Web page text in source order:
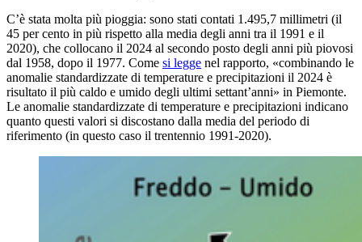
C’è stata molta più pioggia: sono stati contati 1.495,7 millimetri (il
45 per cento in più rispetto alla media degli anni tra il 1991 e il
2020), che collocano il 2024 al secondo posto degli anni più piovosi
dal 1958, dopo il 1977. Come si legge nel rapporto, «combinando le
anomalie standardizzate di temperature e precipitazioni il 2024 è
risultato il più caldo e umido degli ultimi settant’anni» in Piemonte.
Le anomalie standardizzate di temperature e precipitazioni indicano
quanto questi valori si discostano dalla media del periodo di
riferimento (in questo caso il trentennio 1991-2020).